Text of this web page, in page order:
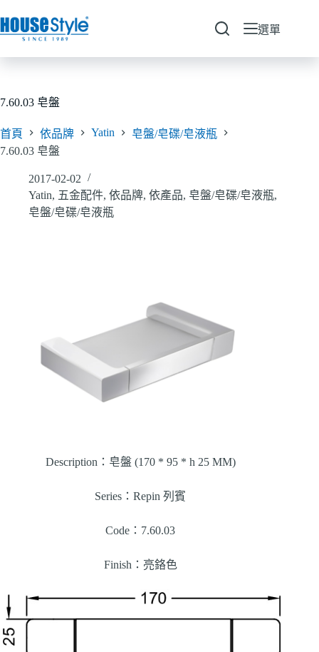
至
要
選單
7.60.03 皂盤
首頁 依品牌 Yatin
皂盤/皂碟/皂液瓶
7.60.03 皂盤
2017-02-02
Yatin, 五金配件, 依品牌, 依產品, 皂盤/皂碟/皂液瓶,
皂盤/皂碟/皂液瓶
Description：皂盤 (170 * 95 * h 25 MM)
Series：Repin 列賓
Code：7.60.03
Finish：亮鉻色